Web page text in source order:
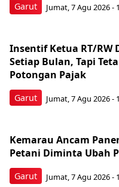
Garut Jumat, 7 Agu 2026 -
Garut
Insentif Ketua RT/RW
Setiap Bulan, Tapi
Potongan Pajak
Jumat, 7 Agu 2026 -
Garut
Kemarau Ancam
Petani Diminta Ubah
Jumat, 7 Agu 2026 -